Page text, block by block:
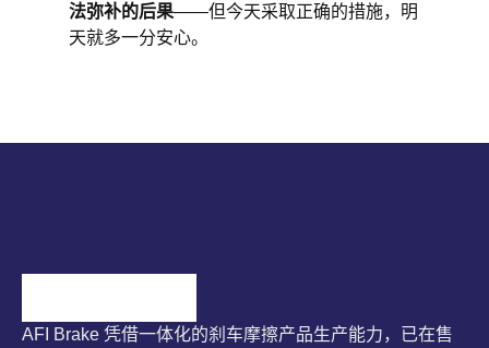
法弥补的后果——但今天采取正确的措施，明
天就多一分安心。
AFI Brake 凭借一体化的刹车摩擦产品生产能力，已在售